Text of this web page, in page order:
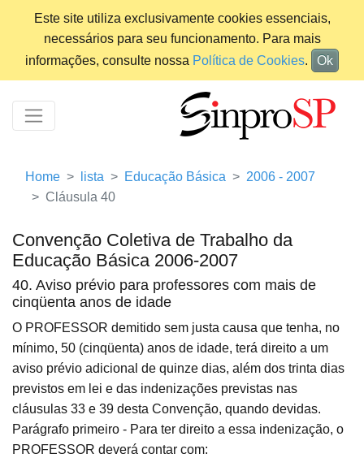
Este site utiliza exclusivamente cookies essenciais,
necessários para seu funcionamento. Para mais
informações, consulte nossa Política de Cookies. Ok
Home lista Educação Básica
2006 - 2007
Cláusula 40
Convenção Coletiva de Trabalho da
Educação Básica 2006-2007
40. Aviso prévio para professores com mais de
cinqüenta anos de idade
O PROFESSOR demitido sem justa causa que tenha, no
mínimo, 50 (cinqüenta) anos de idade, terá direito a um
aviso prévio adicional de quinze dias, além dos trinta dias
previstos em lei e das indenizações previstas nas
cláusulas 33 e 39 desta Convenção, quando devidas.
Parágrafo primeiro - Para ter direito a essa indenização, o
PROFESSOR deverá contar com: